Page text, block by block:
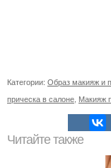
Категории: Образ макияж и
прическа в салоне, Макияж
Читайте также